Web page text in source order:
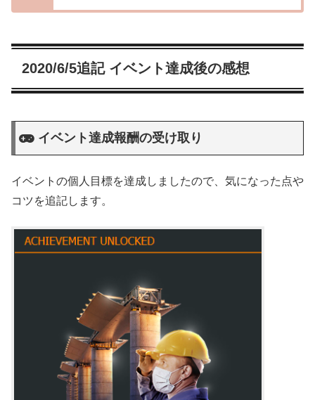
2020/6/5追記 イベント達成後の感想
イベント達成報酬の受け取り
イベントの個人目標を達成しましたので、気になった点や
コツを追記します。